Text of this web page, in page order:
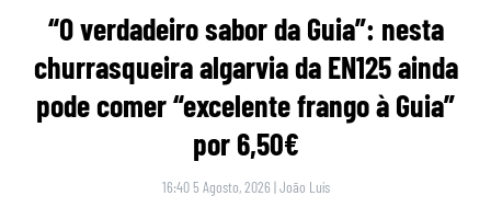
“O verdadeiro sabor da Guia”: nesta
churrasqueira algarvia da EN125 ainda
pode comer “excelente frango à Guia”
por 6,50€
16:40 5 Agosto, 2026 |João Luís